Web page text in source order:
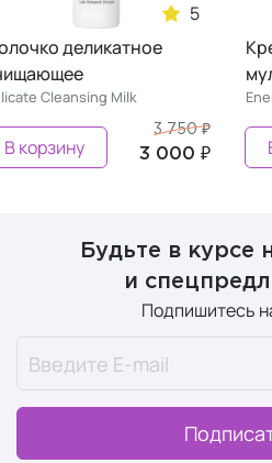
5
деликатное
Cleansing Milk
3 750 ₽
3 000 ₽
В корзину
Будьте в курсе
и
Подпишитесь